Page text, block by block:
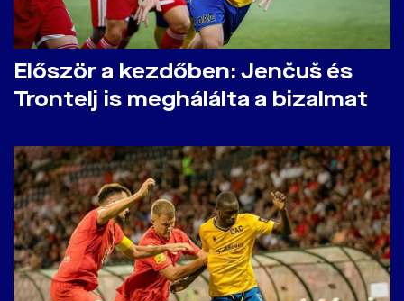
Először a kezdőben: Jenčuš és
Trontelj is meghálálta a bizalmat